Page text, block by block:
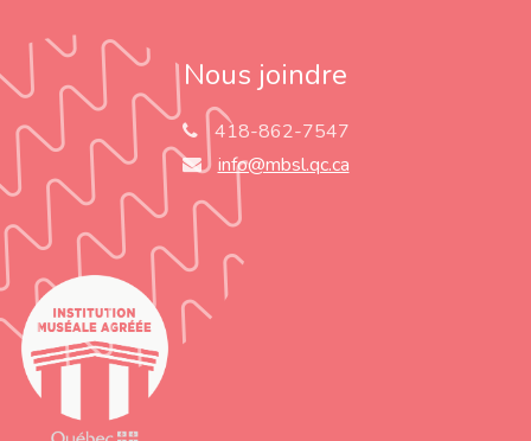
Nous joindre
418-862-7547
info@mbsl.qc.ca